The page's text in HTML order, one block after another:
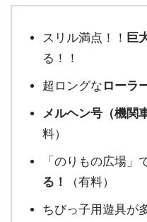
スリル満点！！ 巨
る！！
超ロングな ローラ
メルヘン号（機関
料）
「のりもの広場」
る！
（有料）
ちびっ子用遊具が